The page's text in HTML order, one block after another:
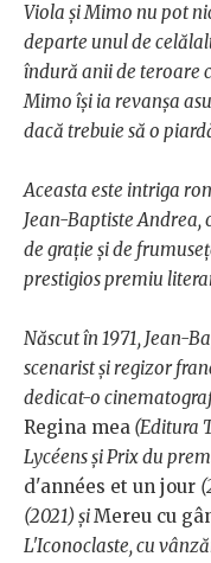
Viola și Mimo nu pot
departe unul de
îndură anii de teroare
Mimo își ia revanșa
dacă trebuie să o
Aceasta este intriga
Jean-Baptiste Andrea,
de grație și de
prestigios premiu
Născut în 1971, Jean-
scenarist și regizor
dedicat-o
Regina mea (Editura
Lycéens și Prix du
d'années et un jour
(2021) șiMereu cu
L'Iconoclaste, cu